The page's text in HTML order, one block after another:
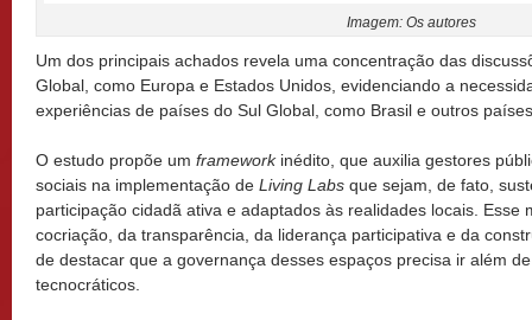
Imagem: Os autores
Um dos principais achados revela uma concentração das
Global, como Europa e Estados Unidos, evidenciando a
experiências de países do Sul Global, como Brasil e outros
O estudo propõe um frameworkinédito, que auxilia gestores
sociais na implementação de Living Labs que sejam, de fato,
participação cidadã ativa e adaptados às realidades locais. Esse
cocriação, da transparência, da liderança participativa e da
de destacar que a governança desses espaços precisa ir além
tecnocráticos.